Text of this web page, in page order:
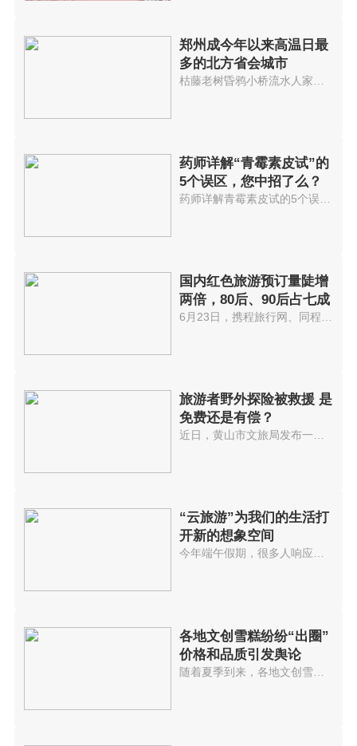
郑州成今年以来高温日最
多的北方省会城市
药师详解“青霉素皮试”的
5个误区，您中招了么？
国内红色旅游预订量陡增
两倍，80后、90后占七成
旅游者野外探险被救援 是
免费还是有偿？
近日，黄山市文旅局发布一则关于...
“云旅游”为我们的生活打
开新的想象空间
今年端午假期，很多人响应号召选...
各地文创雪糕纷纷“出圈”
价格和品质引发舆论